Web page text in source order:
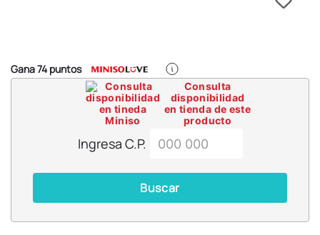
Gana74puntos
Consulta
disponibilidad
en tienda de este
producto
Ingresa C.P.
Buscar
8.
bts